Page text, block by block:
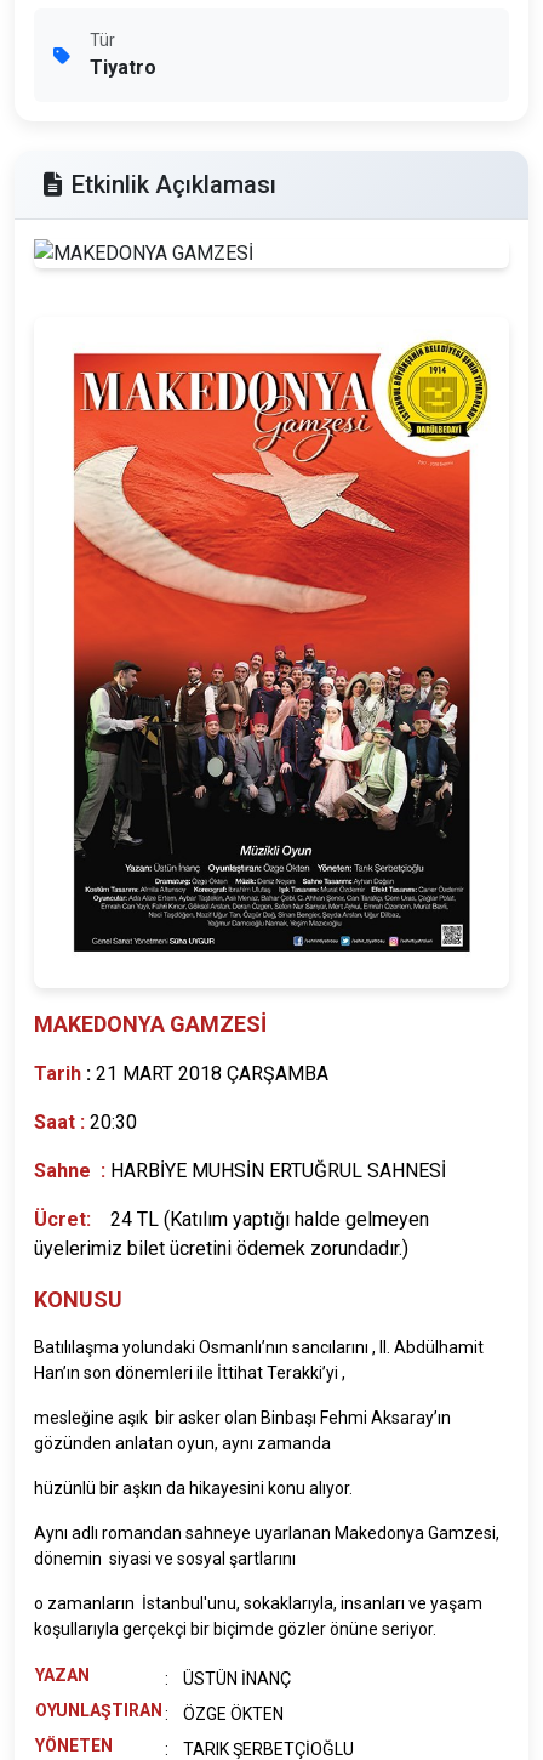
Tür
Tiyatro
Etkinlik Açıklaması
MAKEDONYA GAMZESİ
Tarih : 21 MART 2018 ÇARŞAMBA
Saat : 20:30
Sahne : HARBİYE MUHSİN ERTUĞRUL SAHNESİ
Ücret: 24 TL (Katılım yaptığı halde gelmeyen
üyelerimiz bilet ücretini ödemek zorundadır.)
KONUSU
Batılılaşma yolundaki Osmanlı’nın sancılarını , II. Abdülhamit
Han’ın son dönemleri ile İttihat Terakki’yi ,
mesleğine aşık bir asker olan Binbaşı Fehmi Aksaray’ın
gözünden anlatan oyun, aynı zamanda
hüzünlü bir aşkın da hikayesini konu alıyor.
Aynı adlı romandan sahneye uyarlanan Makedonya Gamzesi,
dönemin siyasi ve sosyal şartlarını
o zamanların İstanbul'unu, sokaklarıyla, insanları ve yaşam
koşullarıyla gerçekçi bir biçimde gözler önüne seriyor.
YAZAN :
ÜSTÜN İNANÇ
OYUNLAŞTIRAN :
ÖZGE ÖKTEN
YÖNETEN
: TARIK ŞERBETÇİOĞLU